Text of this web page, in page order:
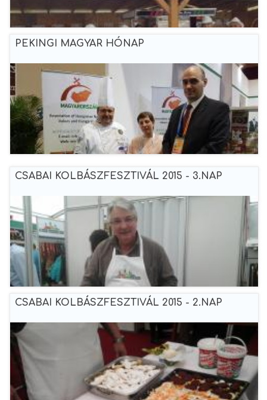
PEKINGI MAGYAR HÓNAP
CSABAI KOLBÁSZFESZTIVÁL 2015 - 3.NAP
CSABAI KOLBÁSZFESZTIVÁL 2015 - 2.NAP